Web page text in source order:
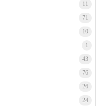
11
71
10
1
43
76
26
24